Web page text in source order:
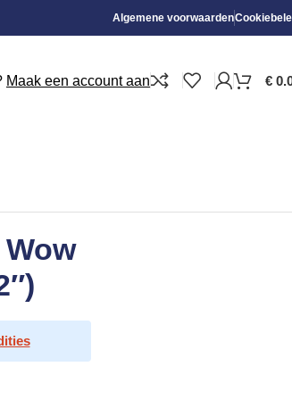
Algemene voorwaarden
Maak een account aan €